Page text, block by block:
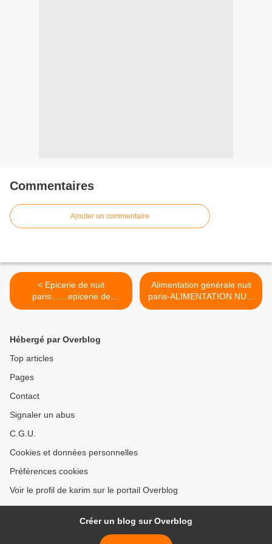
Commentaires
Ajouter un commentaire
< Epicerie de nuit
paris.......epicerie de
nuit.paris
Alimentation générale nuit
paris-ALIMENTATION NUIT
PARIS >
Hébergé par Overblog
Top articles
Pages
Contact
Signaler un abus
C.G.U.
Cookies et données personnelles
Préférences cookies
Voir le profil de karim sur le portail Overblog
Créer un blog sur Overblog